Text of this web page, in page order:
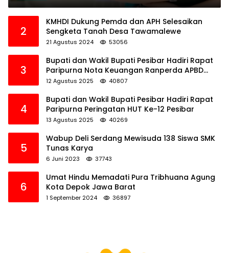
2
KMHDI Dukung Pemda dan APH Selesaikan
Sengketa Tanah Desa Tawamalewe
21 Agustus 2024 53056
3
Bupati dan Wakil Bupati Pesibar Hadiri Rapat
Paripurna Nota Keuangan Ranperda APBD
Perubahan TA 2025
12 Agustus 2025 40807
4
Bupati dan Wakil Bupati Pesibar Hadiri Rapat
Paripurna Peringatan HUT Ke-12 Pesibar
13 Agustus 2025 40269
5
Wabup Deli Serdang Mewisuda 138 Siswa SMK
Tunas Karya
6 Juni 2023 37743
6
Umat Hindu Memadati Pura Tribhuana Agung
Kota Depok Jawa Barat
1 September 2024 36897